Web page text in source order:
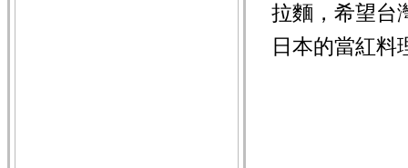
拉麵，希望台
日本的當紅料